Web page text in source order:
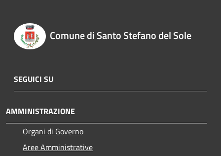
Comune di Santo Stefano del Sole
SEGUICI SU
AMMINISTRAZIONE
Organi di Governo
Aree Amministrative